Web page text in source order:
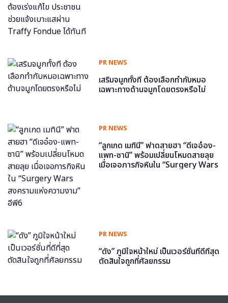
PR NEWS
เสริมจมูกทั้งที ต้องเลือกทำกับหมอ
เฉพาะทางด้านจมูกโดยตรงหรือไม่
PR NEWS
“ลูกเกด เมทินี” ฟาดสายฮา “ดีเจอ๋อง-
แพท-ซานิ” พร้อมเปลี่ยนโหมดสายลุย
เมื่อเจอภารกิจหินใน “Surgery Wars
PR NEWS
“ดัง” ภูมิใจหน้าใหม่ เป็นเวอร์ชั่นที่ดีที่สุด
ตัดสินใจถูกที่ศัลยกรรม